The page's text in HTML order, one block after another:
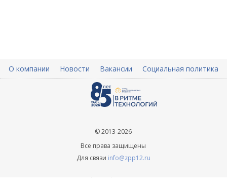
О компании Новости Вакансии Социальная политика
© 2013-2026
Все права защищены
Для связи info@zpp12.ru